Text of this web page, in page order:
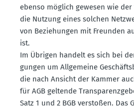
ebenso möglich gewesen wie
die Nutzung eines solchen
von Bezie­hungen mit Freunden
ist.
Im Übrigen handelt es sich bei
gungen um Allge­meine
die nach Ansicht der Kammer
für AGB geltende
Satz 1 und 2 BGB verstoßen. Das